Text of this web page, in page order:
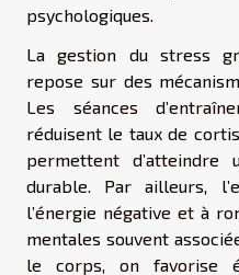
psychologiques.
La gestion du stress
repose sur des
Les séances
réduisent le taux de
permettent
durable. Par ailleurs,
l’énergie négative et à
mentales souvent
le corps, on favorise